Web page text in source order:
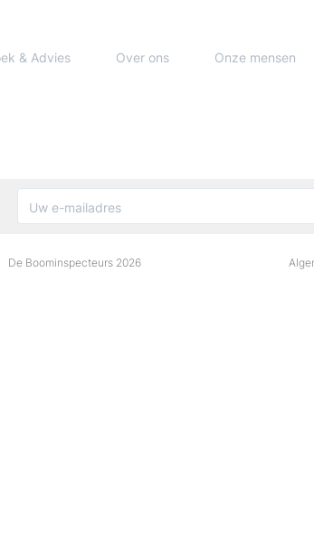
& Advies Over ons Onze mensen
De Boominspecteurs 2026